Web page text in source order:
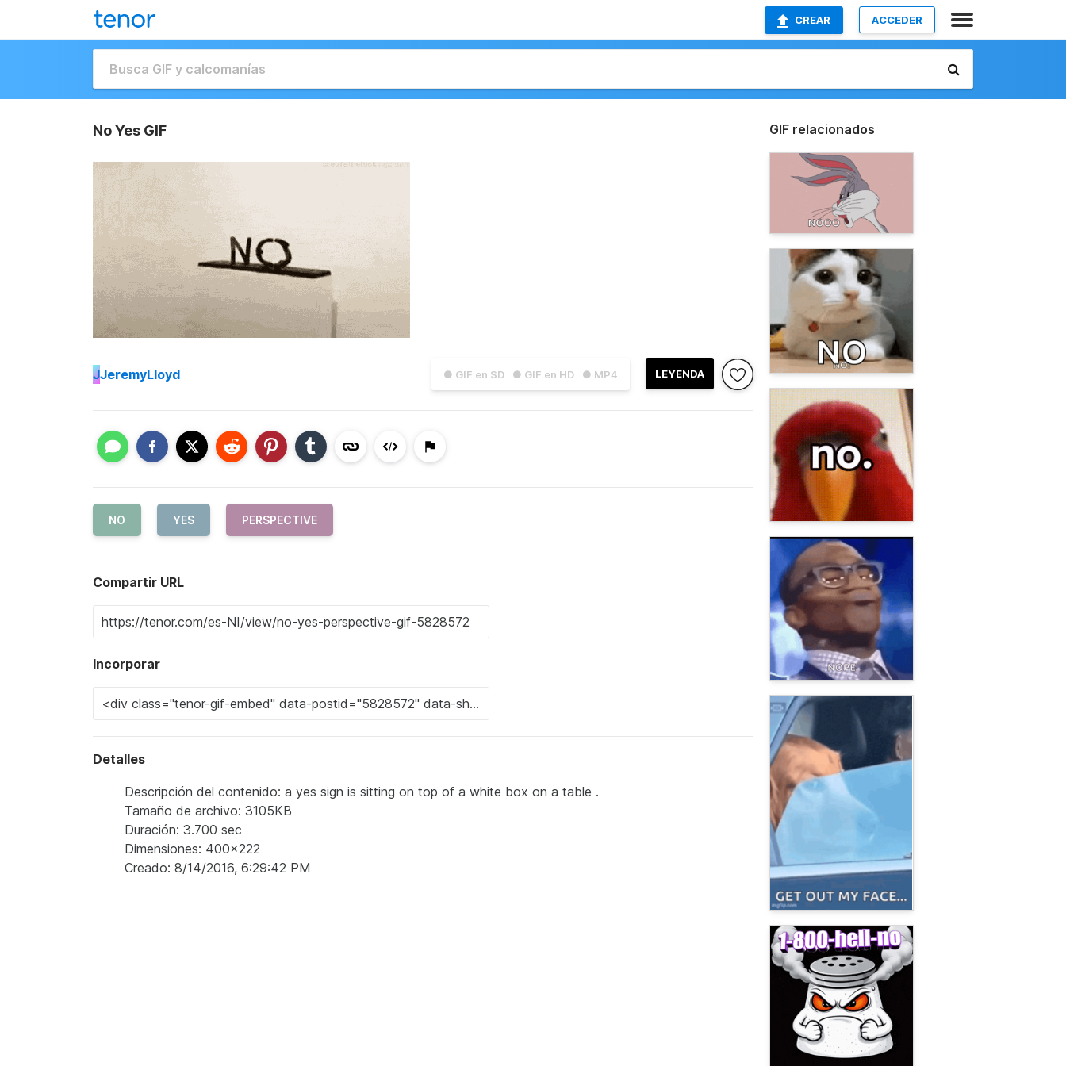
CREAR ACCEDER
No Yes GIF
● GIF en SD ● GIF en HD ● MP4 LEYENDA
JJeremyLloyd
NO YES PERSPECTIVE
Compartir URL
Incorporar
Detalles
Descripción del contenido: a yes sign is sitting on top of a white box on a table .
Tamaño de archivo: 3105KB
Duración: 3.700 sec
Dimensiones: 400x222
Creado: 8/14/2016, 6:29:42 PM
GIF relacionados